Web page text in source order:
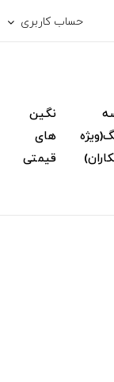
حساب کاربری
نگین
های
قیمتی